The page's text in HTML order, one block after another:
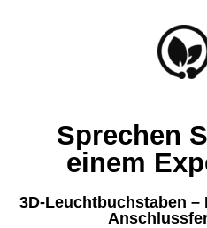
Sprechen
einem
3D-Leuchtbuchstaben –